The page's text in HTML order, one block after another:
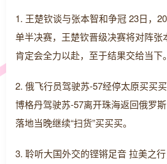
1. 王楚钦谈与张本智和争冠 23日，
单半决赛，王楚钦晋级决赛将对阵张
肯定会全力以赴，至于结果交给当下。
2. 俄飞行员驾驶苏-57经停太原买买
博格丹驾驶苏-57离开珠海返回俄罗斯
落地当晚继续“扫货”买买买。
3. 聆听大国外交的铿锵足音 拉美之